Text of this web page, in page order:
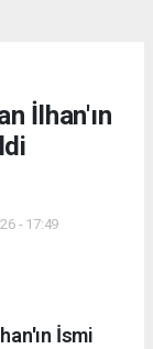
İlhan'ın
- 17:49
İsmi